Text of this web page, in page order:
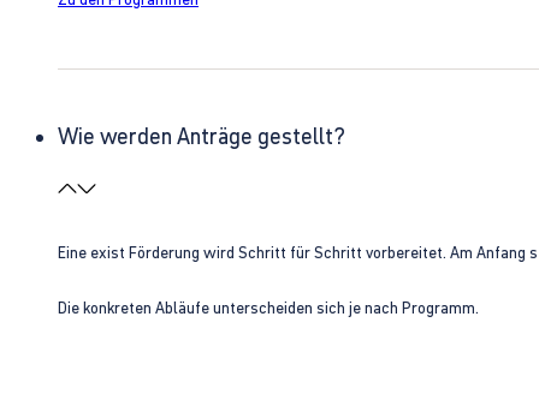
Wie werden Anträge gestellt?
Eine exist Förderung wird Schritt für Schritt vorbereitet. Am Anfang
Die konkreten Abläufe unterscheiden sich je nach Programm.